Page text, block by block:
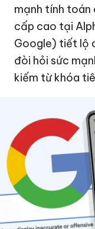
mạnh tính toán
cấp cao tại
Google) tiết lộ
đòi hỏi sức
kiếm từ khóa